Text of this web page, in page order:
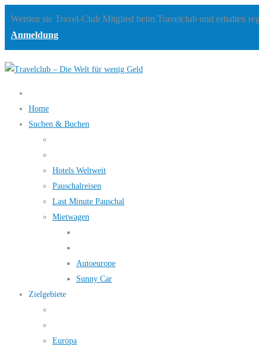
Werden sie Travel-Club Mitglied beim Travelclub und erhalten
Anmeldung
Home
Suchen & Buchen
Hotels Weltweit
Pauschalreisen
Last Minute Pauschal
Mietwagen
Autoeurope
Sunny Car
Zielgebiete
Europa